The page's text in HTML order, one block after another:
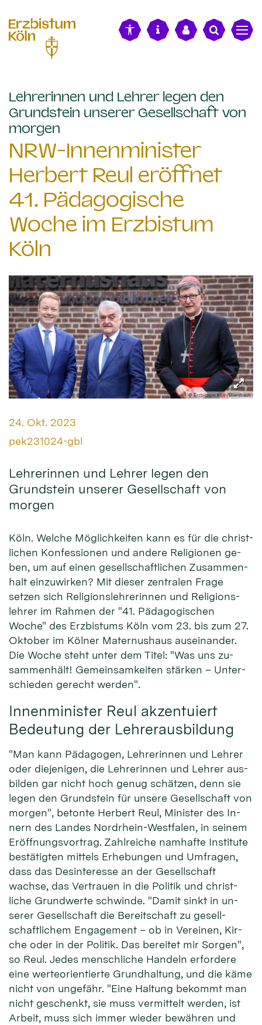
Lehrerinnen und Lehrer legen den
Grundstein unserer Gesellschaft von
morgen
NRW-Innenminister
Herbert Reul eröffnet
41. Pädagogische
Woche im Erzbistum
Köln
© Erzbistum Köln/Bliersbach
Datum:
24. Okt. 2023
Von:
pek231024-gbl
Lehrerinnen und Lehrer legen den
Grundstein unserer Gesellschaft von
morgen
Köln. Welche Mög­lich­keiten kann es für die christ­
lichen Kon­fessio­nen und an­dere Reli­gionen ge­
ben, um auf ei­nen ge­sell­schaft­lichen Zu­sammen­
halt ein­zu­wir­ken? Mit die­ser zen­tralen Fra­ge
setzen sich Re­li­gions­leh­rerinnen und Re­ligions­
lehrer im Rah­men der "41. Pä­dago­gischen
Woche" des Erz­bistums Köln vom 23. bis zum 27.
Ok­to­ber im Köl­ner Ma­ternus­haus aus­ei­nan­der.
Die Wo­che steht unter dem Ti­tel: "Was uns zu­
sammen­hält! Ge­mein­sam­keiten stär­ken – Unter­
schie­den gerecht werden".
Innenminister Reul akzentuiert
Bedeutung der Lehrerausbildung
"Man kann Pä­da­gogen, Leh­rer­innen und Leh­rer
oder die­jeni­gen, die Leh­rerin­nen und Leh­rer aus­
bil­den gar nicht hoch ge­nug schät­zen, denn sie
le­gen den Grund­stein für unsere Ge­sell­schaft von
mor­gen", be­tonte Her­bert Reul, Minister des In­
nern des Lan­des Nordrhein-Westfalen, in sei­nem
Er­öffnungs­vor­trag. Zahl­reiche nam­hafte In­sti­tute
be­stä­tigten mit­tels Er­he­bungen und Um­fragen,
dass das Des­inte­resse an der Ge­sell­schaft
wachse, das Ver­trauen in die Poli­tik und christ­
liche Grund­wer­te schwinde. "Da­mit sinkt in un­
serer Ge­sell­schaft die Be­reit­schaft zu ge­sell­
schaft­lichem En­gage­ment – ob in Ver­einen, Kir­
che oder in der Poli­tik. Das be­reitet mir Sor­gen",
so Reul. Jedes mensch­liche Han­deln er­for­dere
eine werte­orien­tier­te Grund­hal­tung, und die kä­me
nicht von un­ge­fähr. "Eine Hal­tung be­kommt man
nicht ge­schenkt, sie muss ver­mit­telt wer­den, ist
Ar­beit, muss sich im­mer wie­der be­währen und